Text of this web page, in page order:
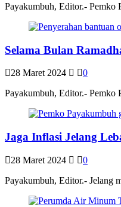
Payakumbuh, Editor.- Pemko
Selama Bulan
28 Maret 2024
0
Payakumbuh, Editor.- Pemko
Jaga Inflasi Jelang
28 Maret 2024
0
Payakumbuh, Editor.- Jelang